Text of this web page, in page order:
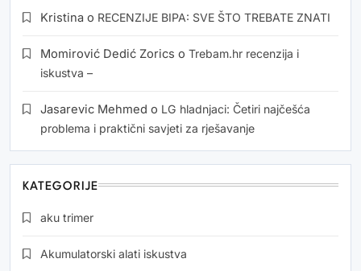
Kristina o RECENZIJE BIPA: SVE ŠTO TREBATE ZNATI
Momirović Dedić Zorics o Trebam.hr recenzija i
iskustva –
Jasarevic Mehmed o LG hladnjaci: Četiri najčešća
problema i praktični savjeti za rješavanje
KATEGORIJE
aku trimer
Akumulatorski alati iskustva